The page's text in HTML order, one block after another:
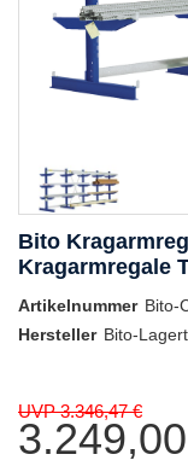
Bito
Kragarmregale
Artikelnummer Bito-
Hersteller Bito-
UVP 3.346,47 €